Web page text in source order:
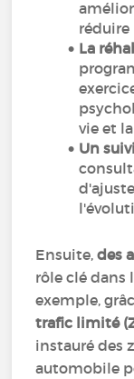
La
vie et
Un
Ensuite,des
rôle clé dans
exemple,
trafic limité
instauré des
automobile